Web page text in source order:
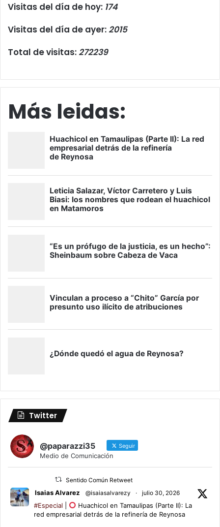
Visitas del día de hoy: 174
Visitas del día de ayer: 2015
Total de visitas: 272239
Más leidas:
Twitter
@paparazzi35 Seguir
Medio de Comunicación
Sentido Común Retweet
Isaias Alvarez @isaiasalvarezy · julio 30, 2026
#Especial
Huachicol en Tamaulipas (Parte II): La
red empresarial detrás de la refinería de Reynosa